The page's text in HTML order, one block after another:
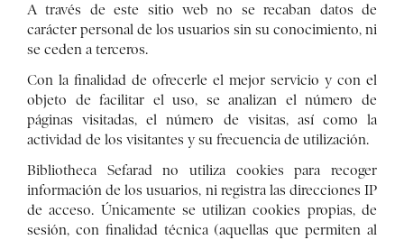
A través de este sitio web no se recaban datos de
carácter personal de los usuarios sin su conocimiento, ni
se ceden a terceros.
Con la finalidad de ofrecerle el mejor servicio y con el
objeto de facilitar el uso, se analizan el número de
páginas visitadas, el número de visitas, así como la
actividad de los visitantes y su frecuencia de utilización.
Bibliotheca Sefarad no utiliza cookies para recoger
información de los usuarios, ni registra las direcciones IP
de acceso. Únicamente se utilizan cookies propias, de
sesión, con finalidad técnica (aquellas que permiten al